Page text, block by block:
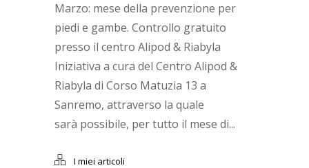
Marzo: mese della prevenzione per
piedi e gambe. Controllo gratuito
presso il centro Alipod & Riabyla
Iniziativa a cura del Centro Alipod &
Riabyla di Corso Matuzia 13 a
Sanremo, attraverso la quale
sarà possibile, per tutto il mese di...
I miei articoli